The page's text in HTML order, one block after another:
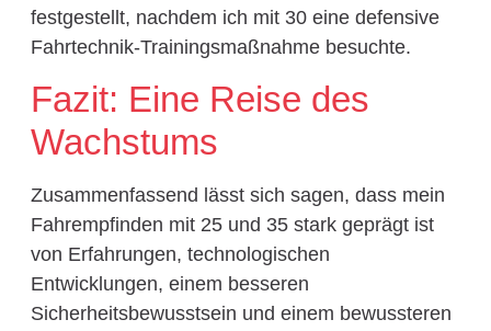
festgestellt, nachdem ich mit 30 eine defensive
Fahrtechnik-Trainingsmaßnahme besuchte.
Fazit: Eine Reise des
Wachstums
Zusammenfassend lässt sich sagen, dass mein
Fahrempfinden mit 25 und 35 stark geprägt ist
von Erfahrungen, technologischen
Entwicklungen, einem besseren
Sicherheitsbewusstsein und einem bewussteren